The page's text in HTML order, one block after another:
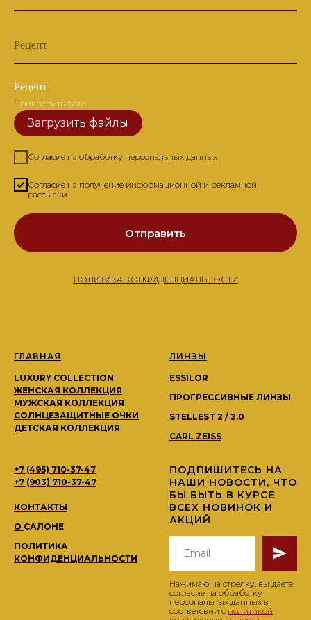
Рецепт
Рецепт
Прикрепить фото
Загрузить файлы
Согласие на обработку персональных данных
Согласие на получение информационной и рекламной
рассылки
Отправить
ПОЛИТИКА КОНФИДЕНЦИАЛЬНОСТИ
ГЛАВНАЯ
LUXURY COLLECTION
ЖЕНСКАЯ КОЛЛЕКЦИЯ
МУЖСКАЯ КОЛЛЕКЦИЯ
СОЛНЦЕЗАЩИТНЫЕ ОЧКИ
ДЕТСКАЯ КОЛЛЕКЦИЯ
ЛИНЗЫ
ESSILOR
ПРОГРЕССИВНЫЕ ЛИНЗЫ
STELLEST 2 / 2.0
CARL ZEISS
+7 (495) 710-37-47
+7 (903) 710-37-47
КОНТАКТЫ
О САЛОНЕ
ПОЛИТИКА
КОНФИДЕНЦИАЛЬНОСТИ
ПОДПИШИТЕСЬ НА
НАШИ НОВОСТИ, ЧТО
БЫ БЫТЬ В КУРСЕ
ВСЕХ НОВИНОК И
АКЦИЙ
Нажимаю на стрелку, вы даете
согласие на обработку
персональных данных в
соответсвии с политикой